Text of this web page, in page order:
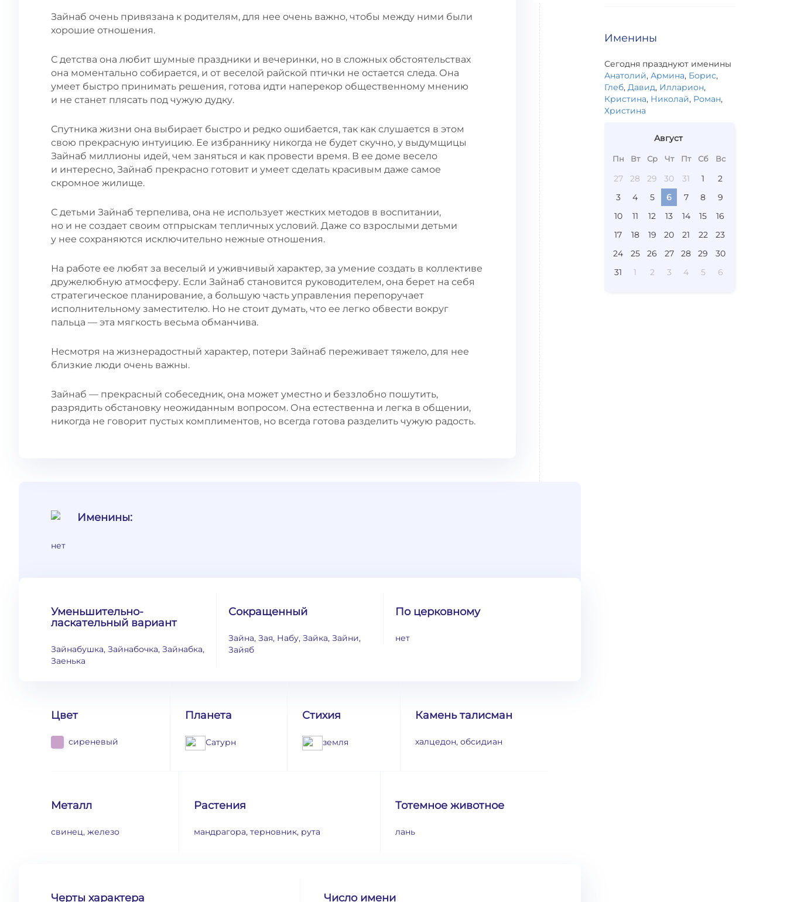
Зайнаб очень привязана к родителям, для нее очень важно, чтобы между ними были
хорошие отношения.
С детства она любит шумные праздники и вечеринки, но в сложных обстоятельствах
она моментально собирается, и от веселой райской птички не остается следа. Она
умеет быстро принимать решения, готова идти наперекор общественному мнению
и не станет плясать под чужую дудку.
Спутника жизни она выбирает быстро и редко ошибается, так как слушается в этом
свою прекрасную интуицию. Ее избраннику никогда не будет скучно, у выдумщицы
Зайнаб миллионы идей, чем заняться и как провести время. В ее доме весело
и интересно, Зайнаб прекрасно готовит и умеет сделать красивым даже самое
скромное жилище.
С детьми Зайнаб терпелива, она не использует жестких методов в воспитании,
но и не создает своим отпрыскам тепличных условий. Даже со взрослыми детьми
у нее сохраняются исключительно нежные отношения.
На работе ее любят за веселый и уживчивый характер, за умение создать в коллективе
дружелюбную атмосферу. Если Зайнаб становится руководителем, она берет на себя
стратегическое планирование, а большую часть управления перепоручает
исполнительному заместителю. Но не стоит думать, что ее легко обвести вокруг
пальца — эта мягкость весьма обманчива.
Несмотря на жизнерадостный характер, потери Зайнаб переживает тяжело, для нее
близкие люди очень важны.
Зайнаб — прекрасный собеседник, она может уместно и беззлобно пошутить,
разрядить обстановку неожиданным вопросом. Она естественна и легка в общении,
никогда не говорит пустых комплиментов, но всегда готова разделить чужую радость.
Именины:
нет
Уменьшительно-
ласкательный вариант
Зайнабушка, Зайнабочка, Зайнабка,
Заенька
Сокращенный
Зайна, Зая, Набу, Зайка, Зайни,
Зайяб
По церковному
нет
Цвет
сиреневый
Планета
Сатурн
Стихия
земля
Камень талисман
халцедон, обсидиан
Металл
свинец, железо
Растения
мандрагора, терновник, рута
Тотемное животное
лань
Черты характера Число имени
Именины
Сегодня празднуют именины
Анатолий, Армина, Борис,
Глеб, Давид, Илларион,
Кристина, Николай, Роман,
Христина
Август
Пн Вт Ср Чт Пт Сб Вс
27 28 29 30 31 1
2
3
4 5 6 7 8
9
10
11 12 13 14 15
16
17
18 19 20 21 22
23
24
25 26 27 28 29
30
31
1 2 3 4 5 6